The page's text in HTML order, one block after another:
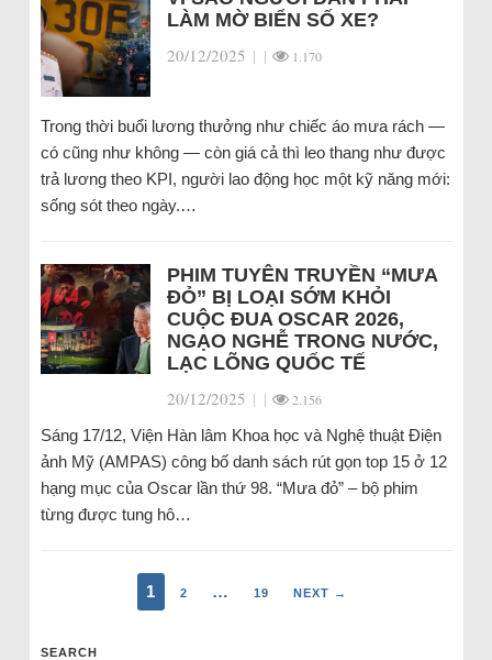
LÀM MỜ BIỂN SỐ XE?
20/12/2025 | | 1.170
Trong thời buổi lương thưởng như chiếc áo mưa rách —
có cũng như không — còn giá cả thì leo thang như được
trả lương theo KPI, người lao động học một kỹ năng mới:
sống sót theo ngày.…
PHIM TUYÊN TRUYỀN “MƯA
ĐỎ” BỊ LOẠI SỚM KHỎI
CUỘC ĐUA OSCAR 2026,
NGẠO NGHỄ TRONG NƯỚC,
LẠC LÕNG QUỐC TẾ
20/12/2025 | | 2.156
Sáng 17/12, Viện Hàn lâm Khoa học và Nghệ thuật Điện
ảnh Mỹ (AMPAS) công bố danh sách rút gọn top 15 ở 12
hạng mục của Oscar lần thứ 98. “Mưa đỏ” – bộ phim
từng được tung hô…
1 2 … 19 NEXT →
SEARCH